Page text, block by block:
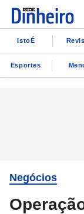
IstoÉ
Esportes
Negócios